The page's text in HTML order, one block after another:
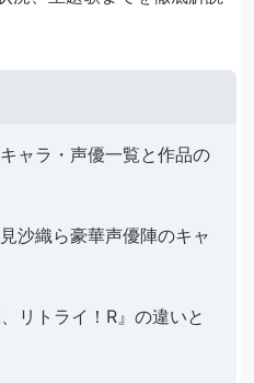
ャラ・声優一覧と作品の
沙織ら豪華声優陣のキャ
リトライ！R』の違いと